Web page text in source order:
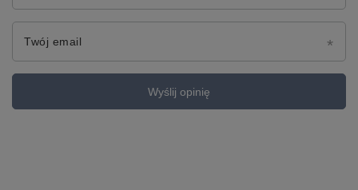
Twój email
Wyślij opinię